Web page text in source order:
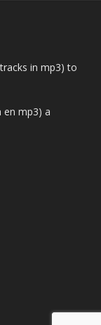
in mp3) to
en mp3) a